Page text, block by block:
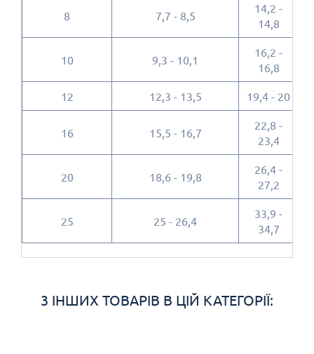
8 7,7 - 8,5
14,2 -
14,8
10 9,3 - 10,1
16,2 -
16,8
12 12,3 - 13,5 19,4 - 20
16 15,5 - 16,7
22,8 -
23,4
20 18,6 - 19,8
26,4 -
27,2
25 25 - 26,4
33,9 -
34,7
3 ІНШИХ ТОВАРІВ В ЦІЙ КАТЕГОРІЇ: